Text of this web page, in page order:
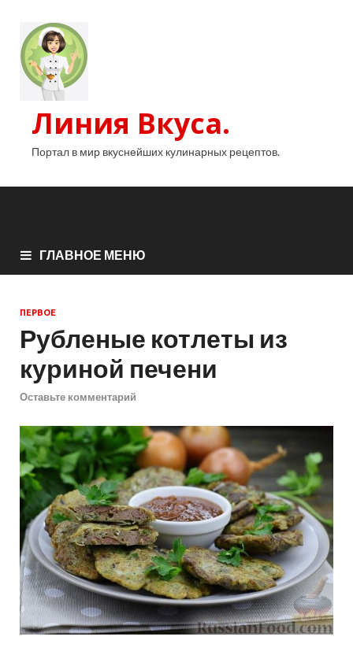
Линия Вкуса.
Портал в мир вкуснейших кулинарных рецептов.
ГЛАВНОЕ МЕНЮ
ПЕРВОЕ
Рубленые котлеты из
куриной печени
Оставьте комментарий